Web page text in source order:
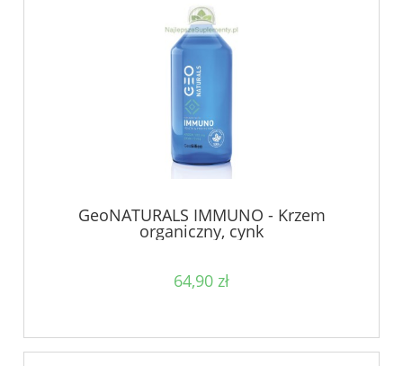
GeoNATURALS IMMUNO - Krzem
organiczny, cynk
64,90 zł